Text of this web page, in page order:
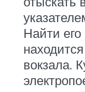
Найти
вокзала.